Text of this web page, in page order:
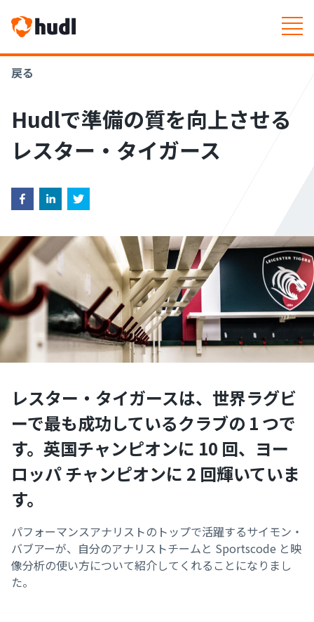
戻る
Hudlで準備の質を向上させる
レスター・タイガース
レスター・タイガースは、世界ラグビ
ーで最も成功しているクラブの 1 つで
す。英国チャンピオンに 10 回、ヨー
ロッパ チャンピオンに 2 回輝いていま
す。
パフォーマンスアナリストのトップで活躍するサイモン・
バブアーが、自分のアナリストチームと Sportscode と映
像分析の使い方について紹介してくれることになりまし
た。